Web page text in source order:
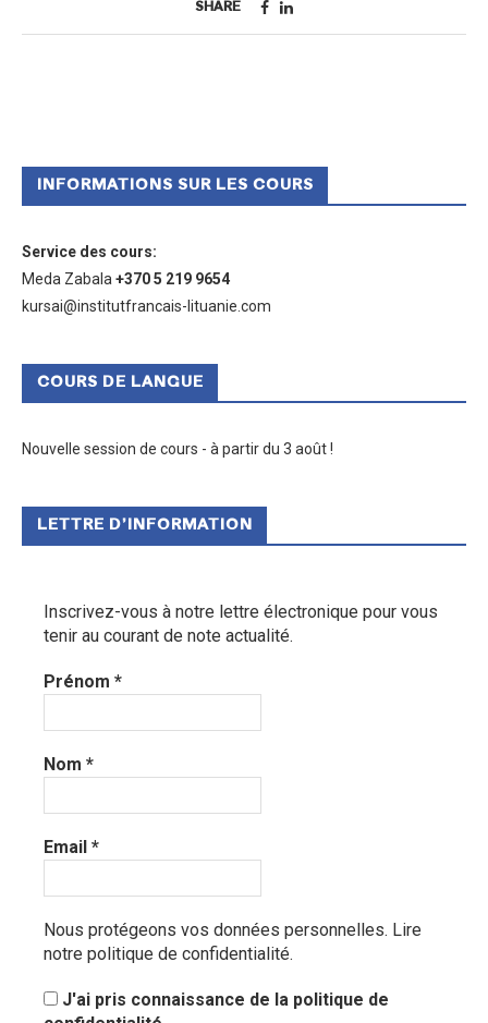
SHARE
INFORMATIONS SUR LES COURS
Service des cours:
Meda Zabala +370 5 219 9654
kursai@institutfrancais-lituanie.com
COURS DE LANGUE
Nouvelle session de cours - à partir du 3 août !
LETTRE D’INFORMATION
Inscrivez-vous à notre lettre électronique pour vous
tenir au courant de note actualité.
Prénom *
Nom *
Email *
Nous protégeons vos données personnelles. Lire
notre politique de confidentialité.
J'ai pris connaissance de la politique de